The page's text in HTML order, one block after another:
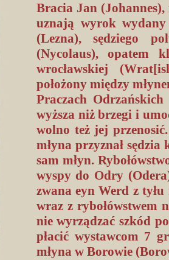
Bracia Jan
uznają wyrok
(Lezna), sędziego
(Nycolaus), opatem
wrocławskiej
położony między
Praczach
wyższa niż brzegi i
wolno też jej
młyna przyznał
sam młyn.
wyspy do Odry
zwana eyn Werd z
wraz z rybołówstwem
nie wyrządzać szkód
płacić wystawcom 7
młyna w Borowie